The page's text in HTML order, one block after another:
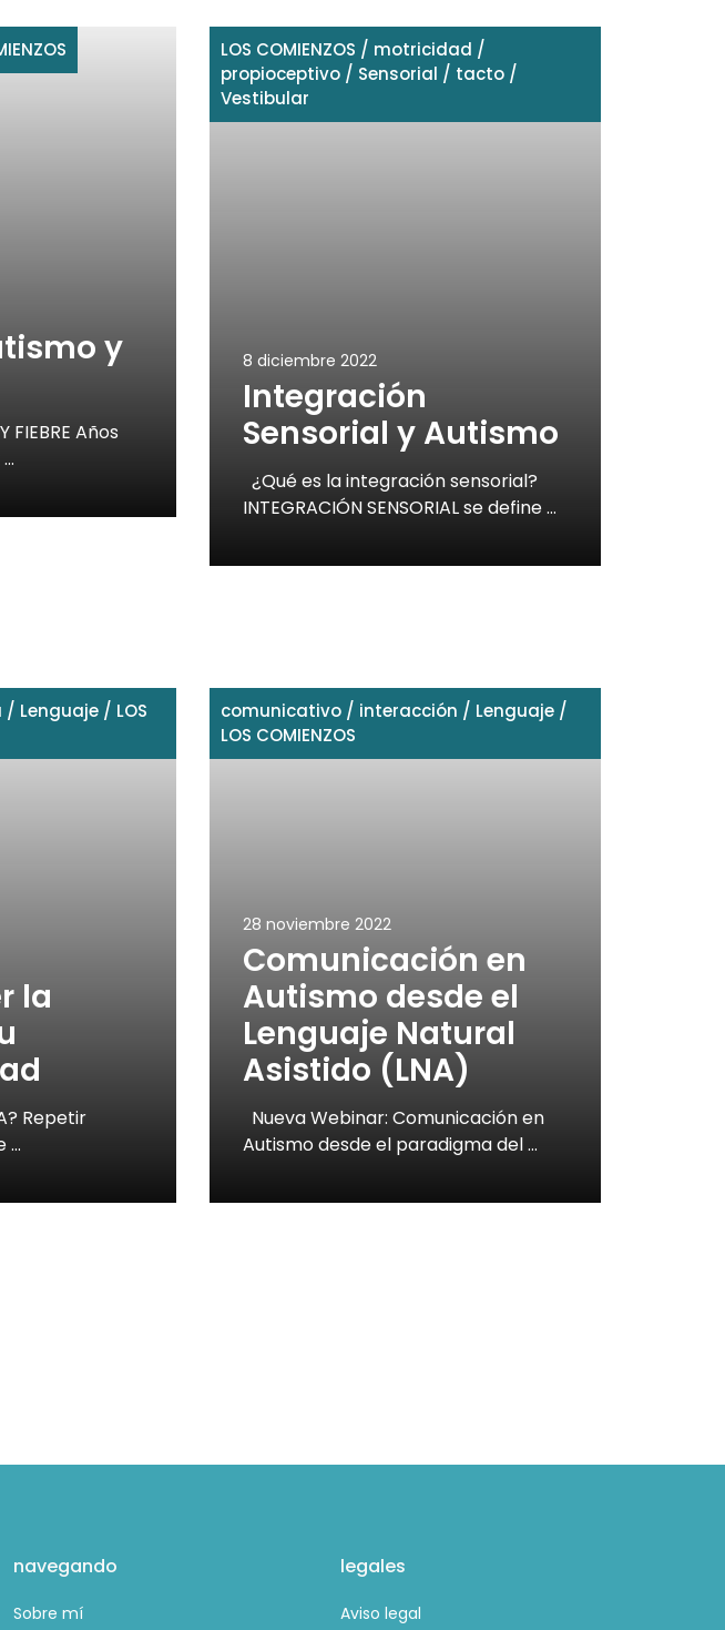
y
FIEBRE Años
LOS COMIENZOS / motricidad /
propioceptivo/ Sensorial / tacto/
Vestibular
8 diciembre 2022
Integración
Sensorial y Autismo
¿Qué es la integración sensorial?
INTEGRACIÓN SENSORIAL se define …
/ Lenguaje / LOS
la
Repetir
…
comunicativo/ interacción / Lenguaje/
LOS COMIENZOS
28 noviembre 2022
Comunicación en
Autismo desde el
Lenguaje Natural
Asistido (LNA)
Nueva Webinar: Comunicación en
Autismo desde el paradigma del …
navegando
Sobre mí
legales
Aviso legal